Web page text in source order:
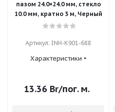
пазом 24.0×24.0 мм, стекло
10.0 мм, кратно 3 м, Черный
Артикул: INH-K901-688
Характеристики
13.36 Br/пог. м.